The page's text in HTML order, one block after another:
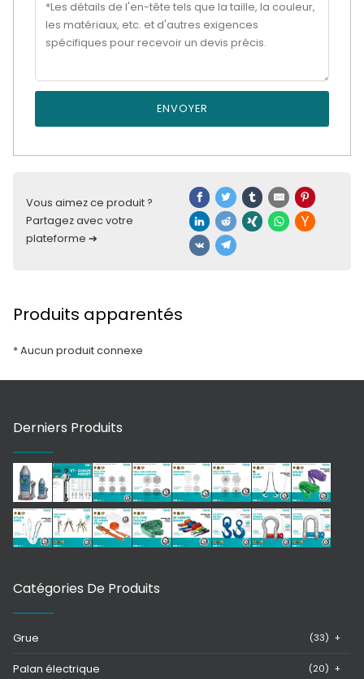
ENVOYER
Vous aimez ce produit ?
Partagez avec votre
plateforme ➔
Produits apparentés
* Aucun produit connexe
Derniers Produits
Catégories De Produits
Grue (33) +
Palan électrique (20) +